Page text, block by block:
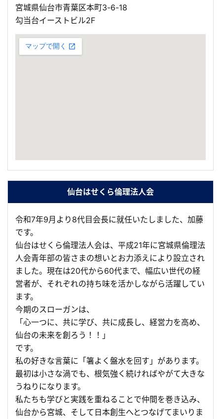
宮城県仙台市青葉区本町3-6-18
勾当台イーストビル2F
仙台はせくら倫理法人会
令和7年9月より8代目会長に就任いたしました、加藤
です。
仙台はせくら倫理法人会は、平成21年に宮城県倫理法
人会青年部の皆さまの想いとお力添えにより設立され
ました。現在は20代から60代まで、幅広い世代の経
営者が、それぞれの持ち味を活かしながら活躍してい
ます。
今期のスローガンは、
「心一つに、共に学び、共に成長し、経営力を高め、
仙台の未来を創ろう！！」
です。
私の好きな言葉に「箸よく盤水を回す」があります。
最初は小さな渦でも、根気強く続ければやがて大きな
うねりになります。
私たちも学びと実践を重ねることで仲間を巻き込み、
仙台から宮城、そして日本創生へとつなげてまいりま